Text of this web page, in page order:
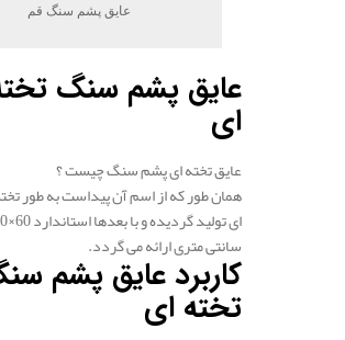
عایق پشم سنگ قم
عایق پشم سنگ
ای
عایق تخته ای پشم سنگ چیست ؟
همان طور که از اسم آن پیداست به طور
ای تولید
سانتی متری ارائه می گردد.
کاربرد عایق پشم
تخته ای